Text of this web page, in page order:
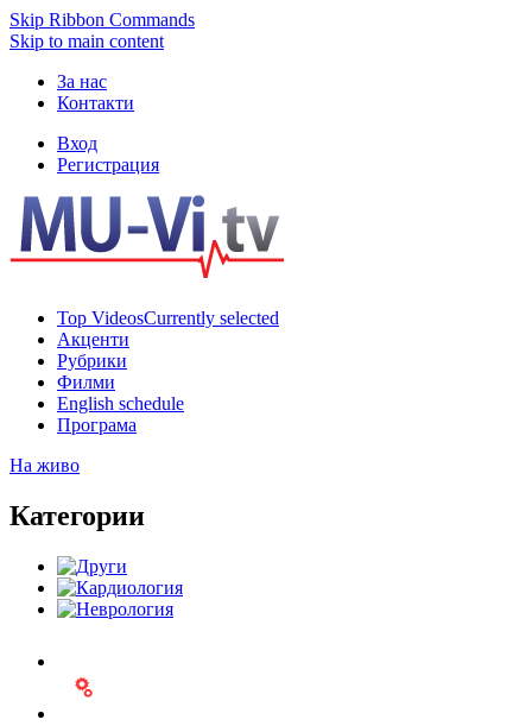
Skip Ribbon Commands
Skip to main content
За нас
Контакти
Вход
Регистрация
Top VideosCurrently selected
Акценти
Рубрики
Филми
English schedule
Програма
На живо
Категории